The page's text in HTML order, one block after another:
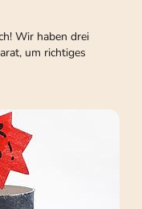
Wir haben drei
um richtiges